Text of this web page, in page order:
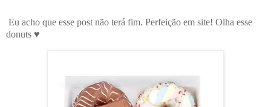
Eu acho que esse post não terá fim. Perfeição em site! Olha esse
donuts ♥